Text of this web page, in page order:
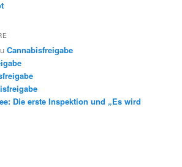
Cannabisfreigabe
Die erste Inspektion und „Es wird